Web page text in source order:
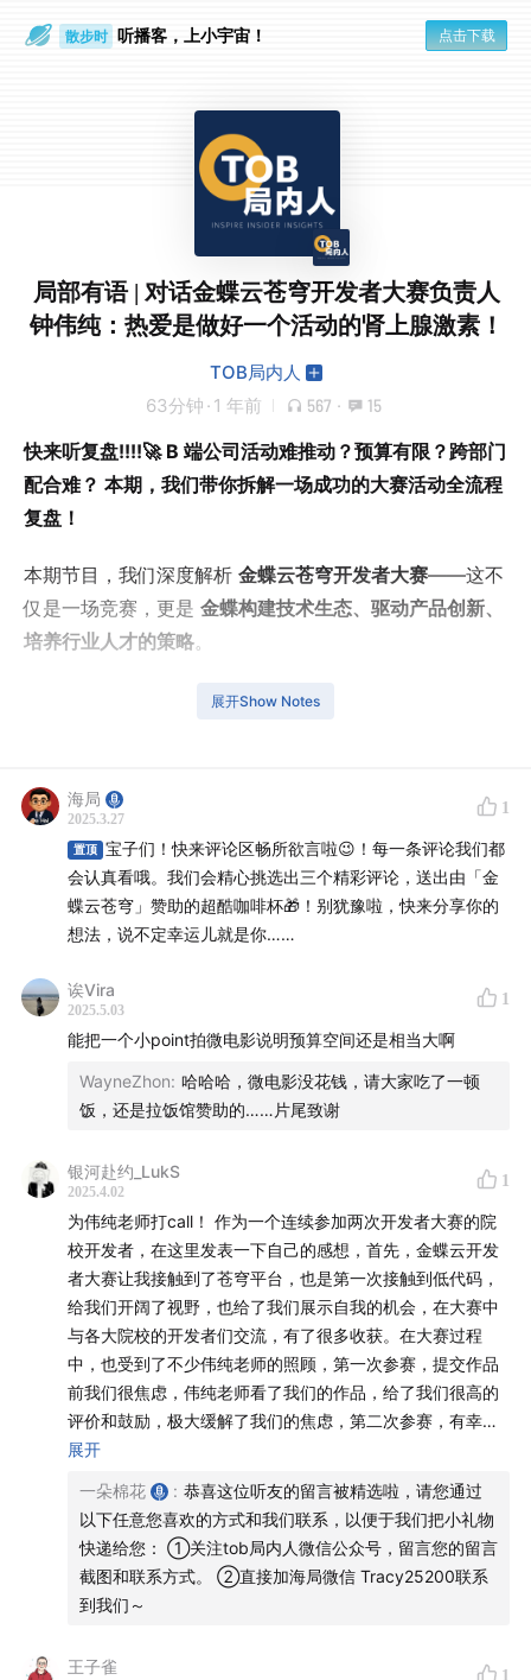
散步时 听播客，上小宇宙！ 点击下载
局部有语 | 对话金蝶云苍穹开发者大赛负责人
钟伟纯：热爱是做好一个活动的肾上腺激素！
TOB局内人
63分钟 · 1 年前 567 · 15
快来听复盘!!!!🚀 B 端公司活动难推动？预算有限？跨部门
配合难？ 本期，我们带你拆解一场成功的大赛活动全流程
复盘！
本期节目，我们深度解析 金蝶云苍穹开发者大赛——这不
仅是一场竞赛，更是 金蝶构建技术生态、驱动产品创新、
培养行业人才的策略。
🔹 预算有限，如何用“生态杠杆”撬动增长？
持？
🔹 高校开发者赛道如何成为“种草式”长期用户增长引擎？
🔹 6 届赛事如何持续创新，确保公司高层持续关注？
如果你在做开发者运营、B 端营销、生态增长，或正苦
略，帮你将活动打造成真正的业务增长引擎！
【主播👨🏻👩🏻】大海/棉花
【嘉宾👨🏻】钟伟纯，目前就职于金蝶，在金蝶云苍穹平
台做开发者运营负责人，其核心职责包括技术布道、需求
#个人标签 金蝶最有活力的男人、将男德践行到底的男
人、粤菜钟师傅
金蝶云·苍穹作为领先的企业级AI平台，基于云原生与AI原
展开Show Notes
海局
2025.3.27
1
置顶
宝子们！快来评论区畅所欲言啦😉！每一条评论我们都
会认真看哦。我们会精心挑选出三个精彩评论，送出由「金
蝶云苍穹」赞助的超酷咖啡杯🎁！别犹豫啦，快来分享你的
想法，说不定幸运儿就是你……
诶Vira
2025.5.03
1
能把一个小point拍微电影说明预算空间还是相当大啊
WayneZhon: 哈哈哈，微电影没花钱，请大家吃了一顿
饭，还是拉饭馆赞助的……片尾致谢
银河赴约_LukS
2025.4.02
1
为伟纯老师打call！ 作为一个连续参加两次开发者大赛的院
校开发者，在这里发表一下自己的感想，首先，金蝶云开发
者大赛让我接触到了苍穹平台，也是第一次接触到低代码，
给我们开阔了视野，也给了我们展示自我的机会，在大赛中
与各大院校的开发者们交流，有了很多收获。在大赛过程
中，也受到了不少伟纯老师的照顾，第一次参赛，提交作品
前我们很焦虑，伟纯老师看了我们的作品，给了我们很高的
评价和鼓励，极大缓解了我们的焦虑，第二次参赛，有幸进
入决赛现场答辩，我们赛道的答辩场次是在下午，举办学校
地给我们参赛者买了补给，让我们专心准备比赛，当时真的
十分感动。通过大赛，我第一次获得了国家级奖项，也获得
了进入金蝶实习的机会，在来到金蝶后，伟纯老师也十分热
情，对我们几个同期的实习生十分关照，就像对待自己弟弟
一样，十分亲和。在金蝶的实习经历让我获益匪浅，找到了
展开
一朵棉花 : 恭喜这位听友的留言被精选啦，请您通过
以下任意您喜欢的方式和我们联系，以便于我们把小礼物
快递给您： ①关注tob局内人微信公众号，留言您的留言
截图和联系方式。 ②直接加海局微信 Tracy25200联系
到我们～
王子雀 1